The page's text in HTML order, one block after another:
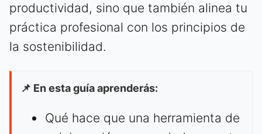
productividad, sino que también alinea tu
práctica profesional con los principios de
la sostenibilidad.
📌 En esta guía aprenderás:
Qué hace que una herramienta de